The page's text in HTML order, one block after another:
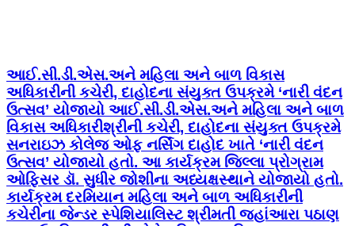
આઈ.સી.ડી.એસ.અને મહિલા અને બાળ વિકાસ
અધિકારીની કચેરી, દાહોદના સંયુક્ત ઉપક્રમે ‘નારી વંદન
ઉત્સવ’ યોજાયો આઈ.સી.ડી.એસ.અને મહિલા અને બાળ
વિકાસ અધિકારીશ્રીની કચેરી, દાહોદના સંયુક્ત ઉપક્રમે
સનરાઇઝ કોલેજ ઓફ નર્સિંગ દાહોદ ખાતે ‘નારી વંદન
ઉત્સવ’ યોજાયો હતો. આ કાર્યક્રમ જિલ્લા પ્રોગ્રામ
ઓફિસર ડૉ. સુધીર જોશીના અધ્યક્ષસ્થાને યોજાયો હતો.
કાર્યક્રમ દરમિયાન મહિલા અને બાળ અધિકારીની
કચેરીના જેન્ડર સ્પેશિયાલિસ્ટ શ્રીમતી જહાંઆરા પઠાણ